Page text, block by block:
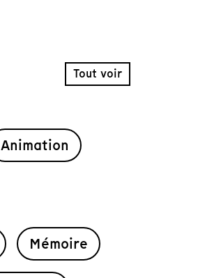
Tout voir
Animation
Mémoire